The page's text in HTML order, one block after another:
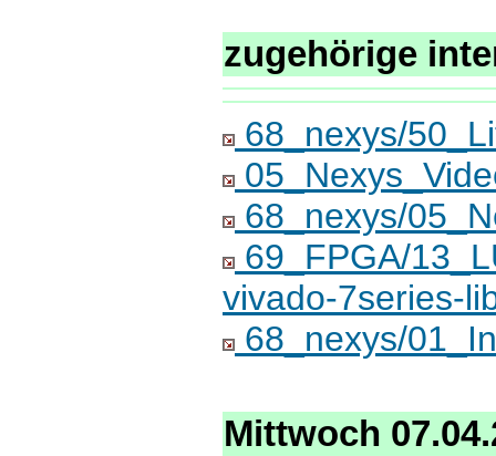
zugehörige
68_nexys/
68_nexys/
69_FPGA/
vivado-7series-
68_nexys/
Mittwoch